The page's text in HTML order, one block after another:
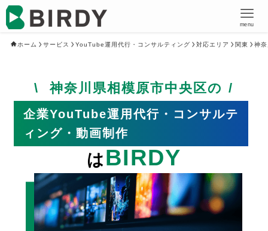
menu
ホーム サービス YouTube運用代行・コンサルティング 対応エリア 関東 神
神奈川県相模原市中央区の
企業YouTube運用代行・コンサルテ
ィング・動画制作
はBIRDY